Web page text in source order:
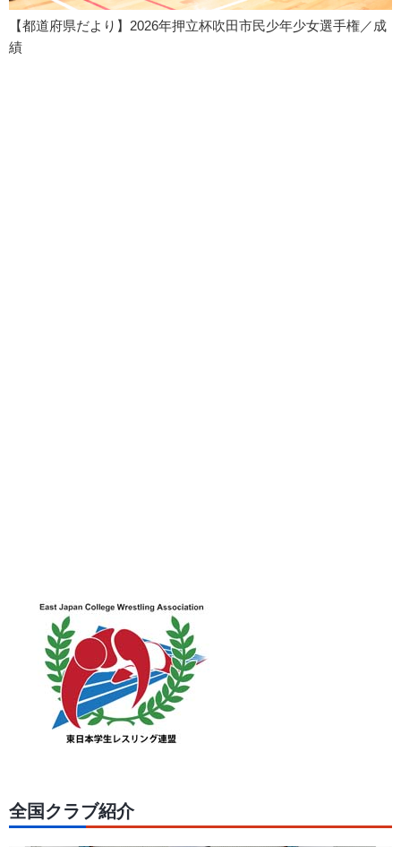
【都道府県だより】2026年押立杯吹田市民少年少女選手権／成
績
全国クラブ紹介